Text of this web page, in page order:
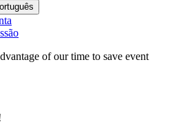
of our time to save event